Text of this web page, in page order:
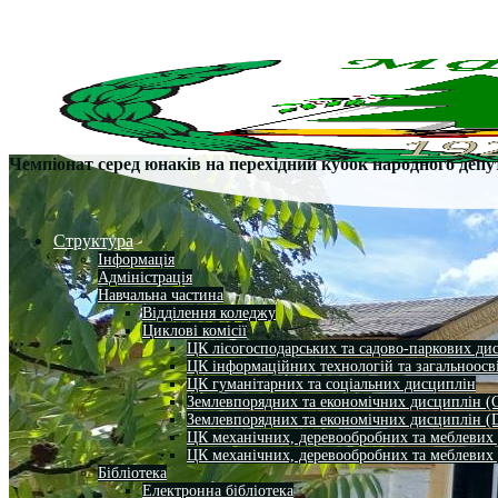
Структура
Інформація
Адміністрація
Навчальна частина
Відділення коледжу
Циклові комісії
ЦК лісогосподарських та садово-паркових
ЦК інформаційних технологій та
ЦК гуманітарних та соціальних дисциплін
Землевпорядних та економічних дисциплін
Землевпорядних та економічних дисциплін
ЦК механічних, деревообробних та
ЦК механічних, деревообробних та
Бібліотека
Електронна бібліотека
Чемпіонат серед юнаків на перехідний кубок народного